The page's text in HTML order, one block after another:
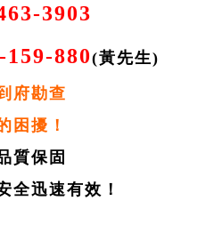
3903
159-880(黃先生)
府勘查
困擾！
質保固
全迅速有效！